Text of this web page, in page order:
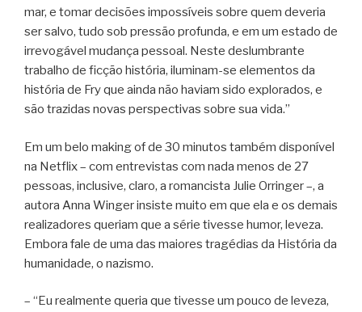
mar, e tomar decisões impossíveis sobre quem deveria
ser salvo, tudo sob pressão profunda, e em um estado de
irrevogável mudança pessoal. Neste deslumbrante
trabalho de ficção história, iluminam-se elementos da
história de Fry que ainda não haviam sido explorados, e
são trazidas novas perspectivas sobre sua vida.”
Em um belo making of de 30 minutos também disponível
na Netflix – com entrevistas com nada menos de 27
pessoas, inclusive, claro, a romancista Julie Orringer –, a
autora Anna Winger insiste muito em que ela e os demais
realizadores queriam que a série tivesse humor, leveza.
Embora fale de uma das maiores tragédias da História da
humanidade, o nazismo.
– “Eu realmente queria que tivesse um pouco de leveza,